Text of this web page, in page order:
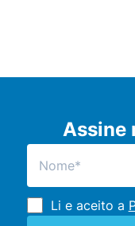
Assine
Li e aceito a